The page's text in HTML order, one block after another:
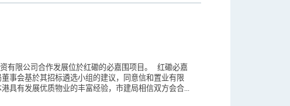
有限公司合作发展位於红磡的必嘉围项目。 红磡必嘉
事会基於其招标遴选小组的建议，同意信和置业有限
具有发展优质物业的丰富经验，市建局相信双方会合...